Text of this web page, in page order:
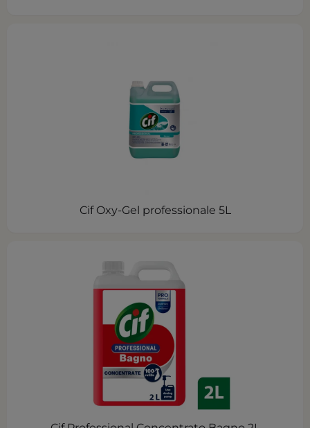
Cif Oxy-Gel professionale 5L